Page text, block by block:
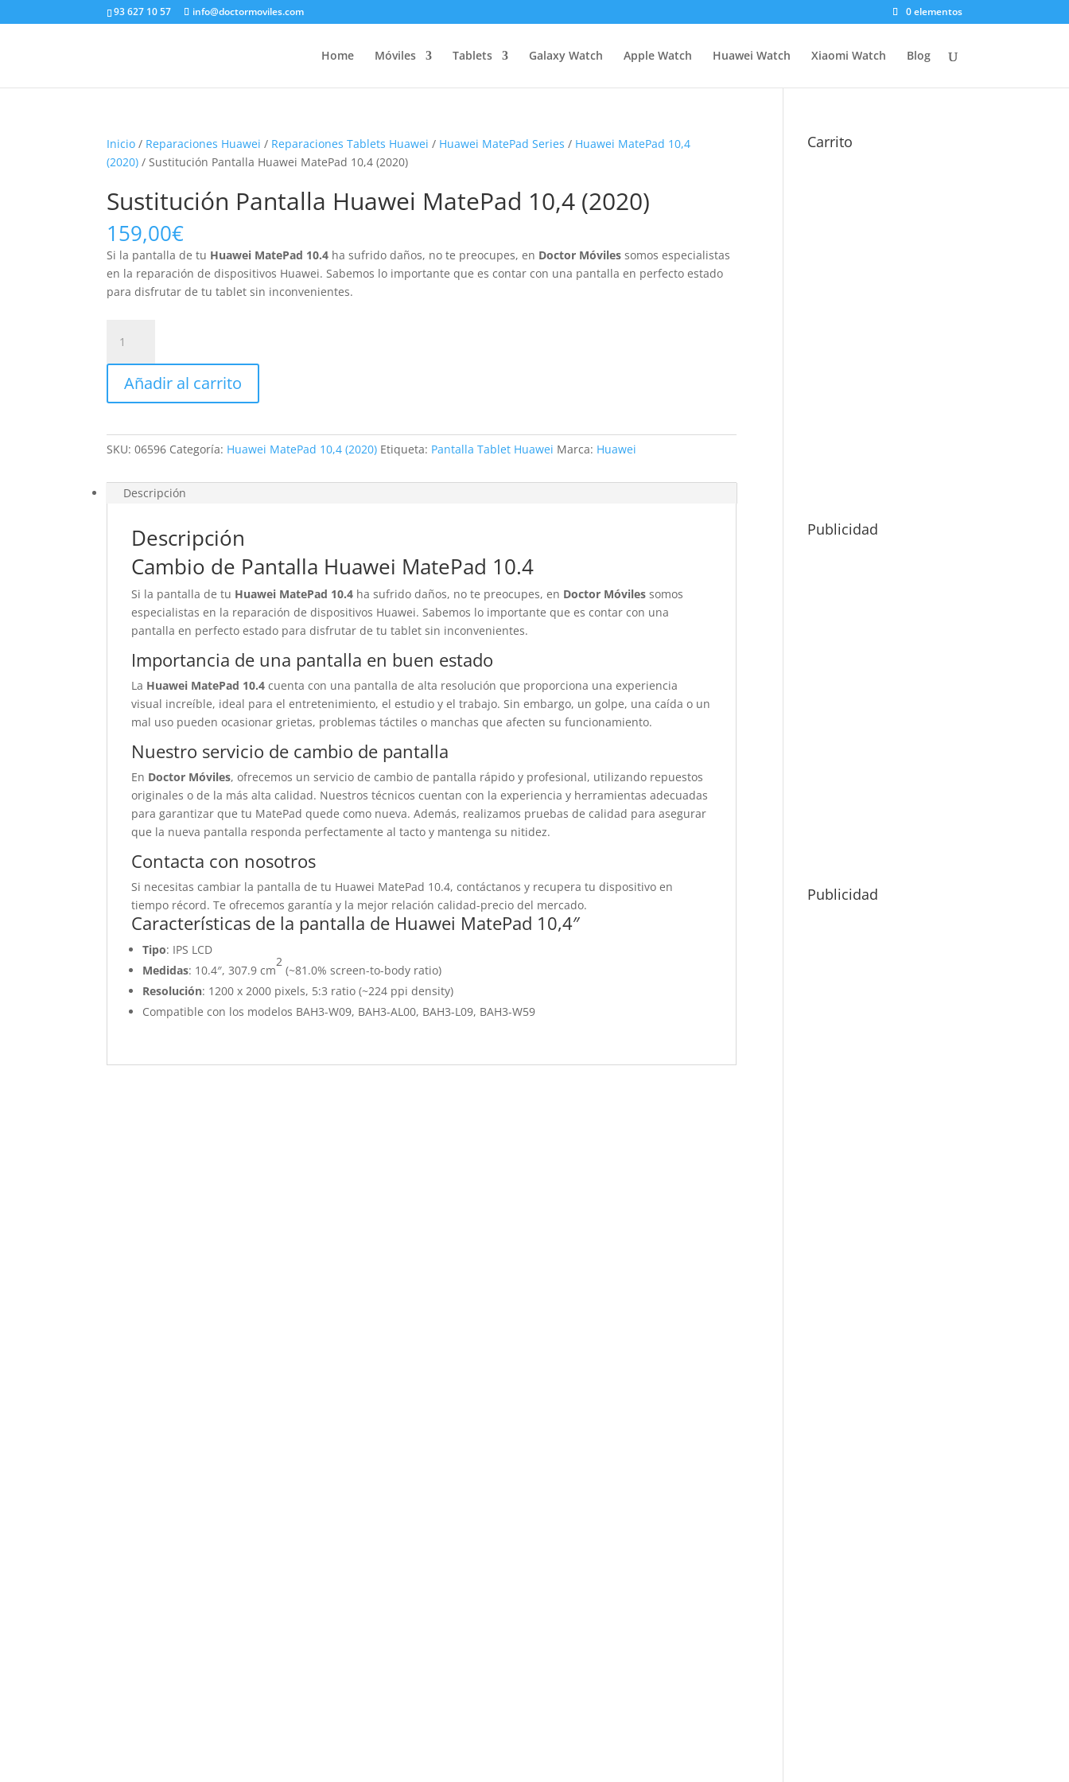
93 627 10 57 info@doctormoviles.com 0 elementos
Home Móviles Tablets Galaxy Watch Apple Watch Huawei Watch Xiaomi Watch Blog
Inicio / Reparaciones Huawei / Reparaciones Tablets Huawei / Huawei MatePad Series / Huawei MatePad 10,4
(2020) / Sustitución Pantalla Huawei MatePad 10,4 (2020)
Sustitución Pantalla Huawei MatePad 10,4 (2020)
159,00€
Si la pantalla de tu Huawei MatePad 10.4 ha sufrido daños, no te preocupes, en Doctor Móviles somos especialistas
en la reparación de dispositivos Huawei. Sabemos lo importante que es contar con una pantalla en perfecto estado
para disfrutar de tu tablet sin inconvenientes.
Pantalla
Huawei
MatePad
10,4
cantidad
Añadir al carrito
SKU:06596 Categoría: Huawei MatePad 10,4 (2020) Etiqueta: Pantalla Tablet Huawei Marca: Huawei
Descripción
Descripción
Cambio de Pantalla Huawei MatePad 10.4
Si la pantalla de tu Huawei MatePad 10.4 ha sufrido daños, no te preocupes, en Doctor Móviles somos
especialistas en la reparación de dispositivos Huawei. Sabemos lo importante que es contar con una
pantalla en perfecto estado para disfrutar de tu tablet sin inconvenientes.
Importancia de una pantalla en buen estado
La Huawei MatePad 10.4 cuenta con una pantalla de alta resolución que proporciona una experiencia
visual increíble, ideal para el entretenimiento, el estudio y el trabajo. Sin embargo, un golpe, una caída o un
mal uso pueden ocasionar grietas, problemas táctiles o manchas que afecten su funcionamiento.
Nuestro servicio de cambio de pantalla
En Doctor Móviles, ofrecemos un servicio de cambio de pantalla rápido y profesional, utilizando repuestos
originales o de la más alta calidad. Nuestros técnicos cuentan con la experiencia y herramientas adecuadas
para garantizar que tu MatePad quede como nueva. Además, realizamos pruebas de calidad para asegurar
que la nueva pantalla responda perfectamente al tacto y mantenga su nitidez.
Contacta con nosotros
Si necesitas cambiar la pantalla de tu Huawei MatePad 10.4, contáctanos y recupera tu dispositivo en
tiempo récord. Te ofrecemos garantía y la mejor relación calidad-precio del mercado.
Características de la pantalla de Huawei MatePad 10,4″
Tipo: IPS LCD
Medidas: 10.4″, 307.9 cm
2
(~81.0% screen-to-body ratio)
Resolución: 1200 x 2000 pixels, 5:3 ratio (~224 ppi density)
Compatible con los modelos BAH3-W09, BAH3-AL00, BAH3-L09, BAH3-W59
Carrito
Publicidad
Publicidad